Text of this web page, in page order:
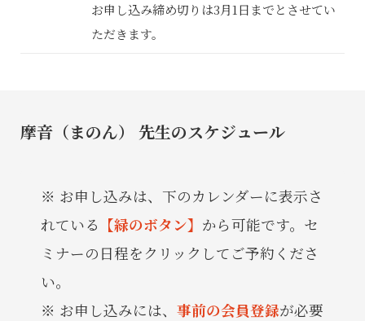
お申し込み締め切りは3月1日までとさせてい
ただきます。
摩音（まのん） 先生のスケジュール
お申し込みは、下のカレンダーに表示さ
れている 【緑のボタン】 から可能です。セ
ミナーの日程をクリックしてご予約くださ
い。
お申し込みには、 事前の会員登録が必要